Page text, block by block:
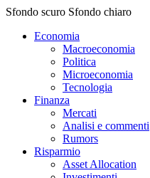
Sfondo scuro Sfondo chiaro
Economia
Macroeconomia
Politica
Microeconomia
Tecnologia
Finanza
Mercati
Analisi e commenti
Rumors
Risparmio
Asset Allocation